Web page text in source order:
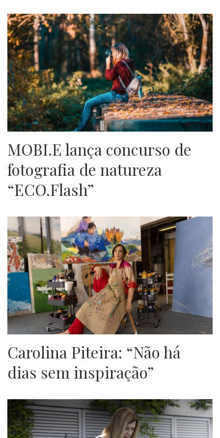
MOBI.E lança concurso de
fotografia de natureza
“ECO.Flash”
Carolina Piteira: “Não há
dias sem inspiração”